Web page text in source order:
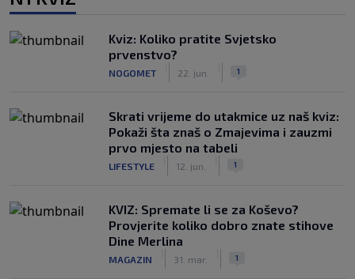
Kviz: Koliko pratite Svjetsko
prvenstvo?
NOGOMET 22. jun. 1
Skrati vrijeme do utakmice uz naš kviz:
Pokaži šta znaš o Zmajevima i zauzmi
prvo mjesto na tabeli
LIFESTYLE 12. jun. 1
KVIZ: Spremate li se za Koševo?
Provjerite koliko dobro znate stihove
Dine Merlina
MAGAZIN 31. mar. 1